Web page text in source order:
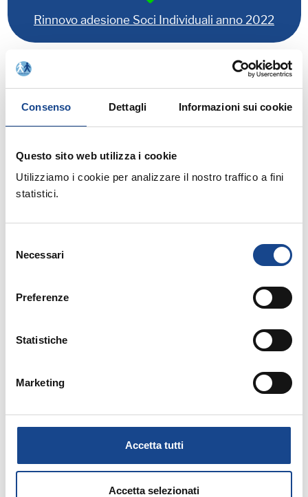
Consenso Dettagli Informazioni sui cookie
Questo sito web utilizza i cookie
Utilizziamo i cookie per analizzare il nostro traffico a fini
statistici.
delNecessari
Preferenze
Statistiche
Marketing
Accetta tutti
Accetta selezionati
Rinnovo adesione Soci Individuali anno 2022
Allegati:
Prossimi corsi in programma:
25/08/26 - Seminario di aggiornamento
professionale
Estate all'ombra dei cipressi